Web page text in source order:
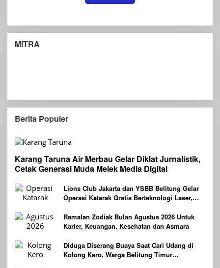
MITRA
Berita Populer
Karang Taruna Air Merbau Gelar Diklat Jurnalistik,
Cetak Generasi Muda Melek Media Digital
Lions Club Jakarta dan YSBB Belitung Gelar
Operasi Katarak Gratis Berteknologi Laser,
Ramalan Zodiak Bulan Agustus 2026 Untuk
Karier, Keuangan, Kesehatan dan Asmara
Diduga Diserang Buaya Saat Cari Udang di
Kolong Kero, Warga Belitung Timur